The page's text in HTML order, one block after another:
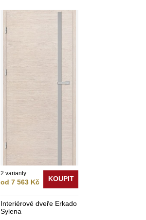
2 varianty
od 7 563 Kč KOUPIT
Interiérové dveře Erkado
Sylena